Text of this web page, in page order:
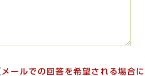
メールでの回答を希望される場合